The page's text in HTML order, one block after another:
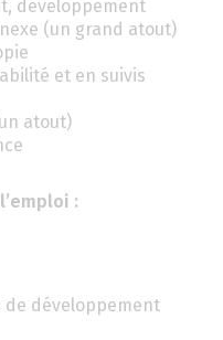
développement
(un grand atout)
et en suivis
atout)
:
de développement